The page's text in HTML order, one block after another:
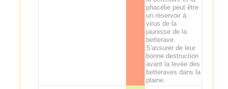
phacélie peut être
un réservoir à
virus de la
jaunisse de la
betterave.
S'assurer de leur
bonne destruction
avant la levée des
betteraves dans la
plaine.